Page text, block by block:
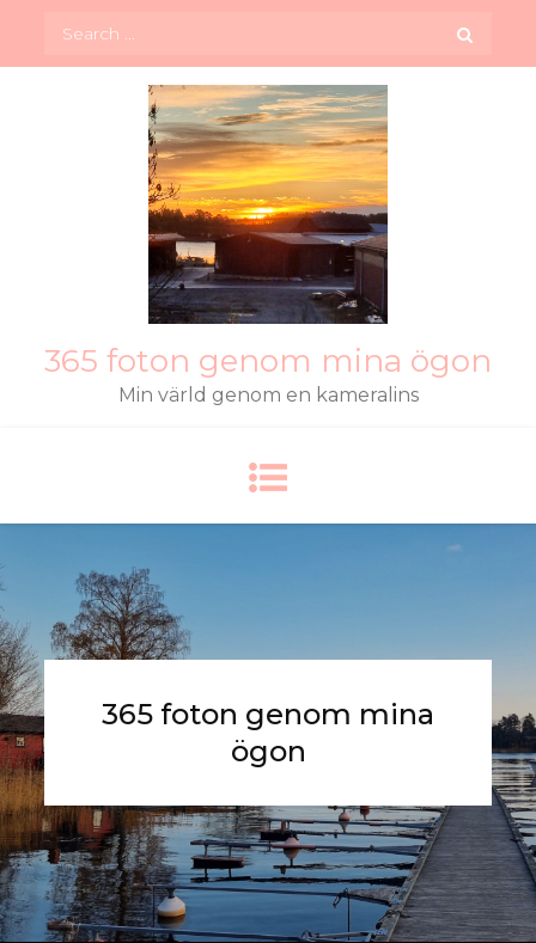
Search
365 foton genom mina ögon
Min värld genom en kameralins
365 foton genom mina
ögon